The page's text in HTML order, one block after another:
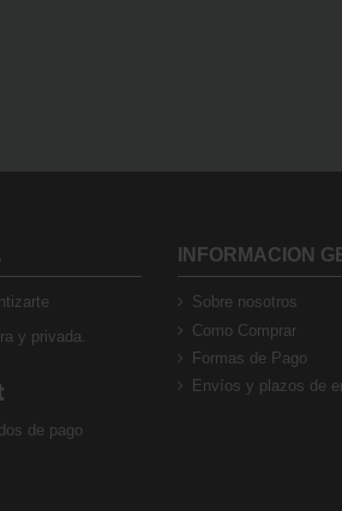
y privada.
de pago
INFORMACION
Sobre nosotros
Como Comprar
Formas de Pago
Envíos y plazos de